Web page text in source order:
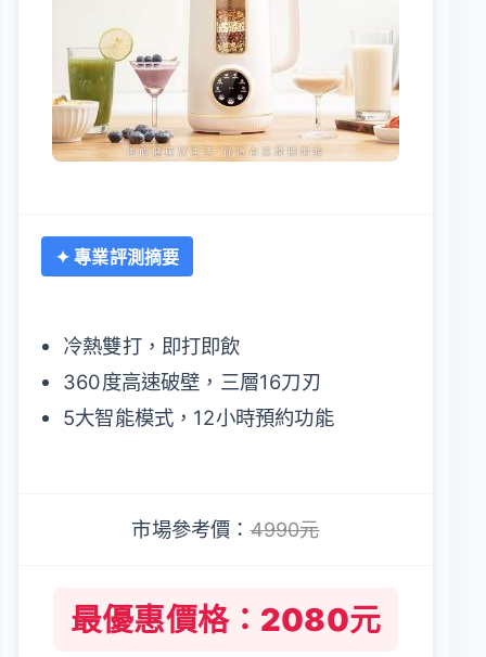
✦ 專業評測摘要
冷熱雙打，即打即飲
360度高速破壁，三層16刀刃
5大智能模式，12小時預約功能
市場參考價：4990元
最優惠價格：2080元